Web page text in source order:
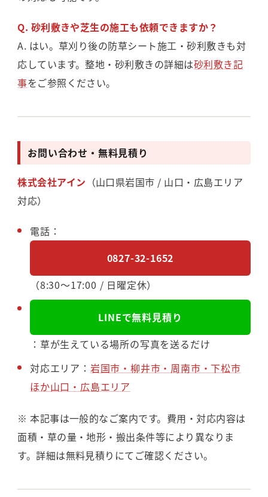
Q. 砂利敷きや芝生の施工も依頼できますか？
A. はい。草刈り後の防草シート施工・砂利敷きも対
応しています。整地・砂利敷きの詳細は砂利敷き記
事をご参照ください。
お問い合わせ・無料見積り
株式会社アイン （山口県岩国市 / 山口・広島エリア
対応）
電話：
0827-32-1652
（8:30〜17:00 / 日曜定休）
LINEで無料見積り
：草が生えている場所の写真を送るだけ
対応エリア： 岩国市・柳井市・周南市・下松市
ほか山口・広島エリア
※ 本記事は一般的なご案内です。費用・対応内容は
面積・草の量・地形・搬出条件等により異なりま
す。詳細は無料見積りにてご確認ください。